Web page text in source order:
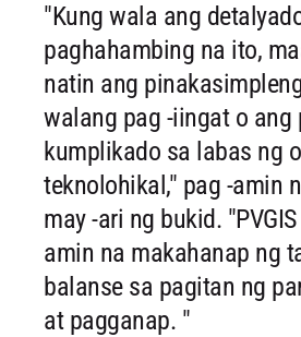
"Kung wala ang
paghahambing na ito,
natin ang
walang pag -iingat o ang
kumplikado sa labas ng
teknolohikal," pag -amin
may -ari ng bukid.
amin na makahanap ng
balanse sa pagitan ng
at pagganap. "